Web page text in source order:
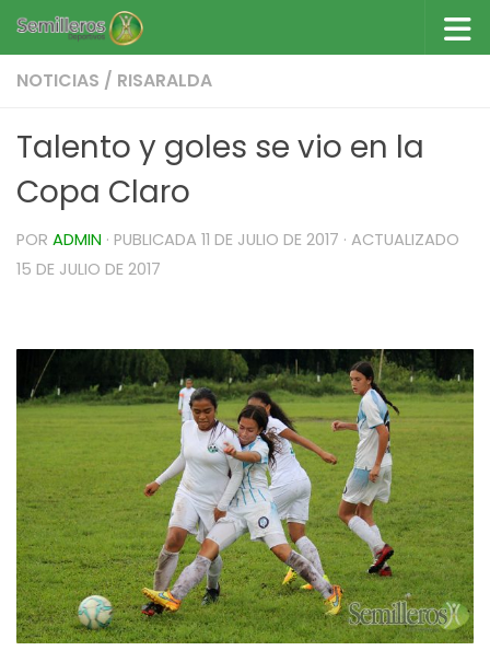
Saltar al contenido
NOTICIAS / RISARALDA
Talento y goles se vio en la
Copa Claro
POR ADMIN · PUBLICADA 11 DE JULIO DE 2017 · ACTUALIZADO
15 DE JULIO DE 2017